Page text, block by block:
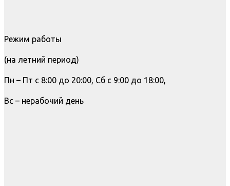
Режим работы
(на летний период)
Пн – Пт с 8:00 до 20:00, Сб с 9:00 до 18:00,
Вс – нерабочий день